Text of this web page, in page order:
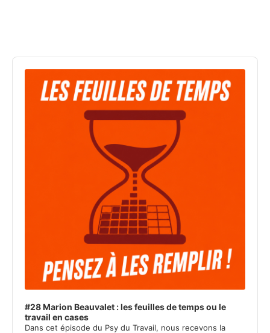
Audio
Player
#28 Marion Beauvalet : les feuilles de temps ou le
travail en cases
Dans cet épisode du Psy du Travail, nous recevons la